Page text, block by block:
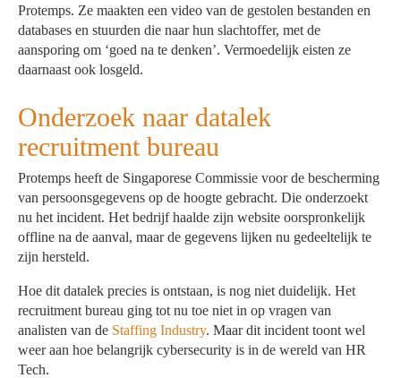
Protemps. Ze maakten een video van de gestolen bestanden en
databases en stuurden die naar hun slachtoffer, met de
aansporing om ‘goed na te denken’. Vermoedelijk eisten ze
daarnaast ook losgeld.
Onderzoek naar datalek
recruitment bureau
Protemps heeft de Singaporese Commissie voor de bescherming
van persoonsgegevens op de hoogte gebracht. Die onderzoekt
nu het incident. Het bedrijf haalde zijn website oorspronkelijk
offline na de aanval, maar de gegevens lijken nu gedeeltelijk te
zijn hersteld.
Hoe dit datalek precies is ontstaan, is nog niet duidelijk. Het
recruitment bureau ging tot nu toe niet in op vragen van
analisten van de Staffing Industry. Maar dit incident toont wel
weer aan hoe belangrijk cybersecurity is in de wereld van HR
Tech.